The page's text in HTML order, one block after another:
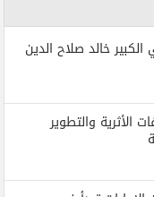
خالد صلاح الدين
الأثرية والتطوير